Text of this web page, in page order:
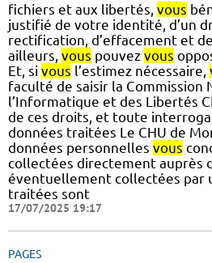
fichiers et aux libertés, vous
justifié de votre identité, d’un
rectification, d’effacement et
ailleurs, vous pouvez vous
Et, si vous l’estimez nécessaire,
faculté de saisir la Commission
l’Informatique et des Libertés
de ces droits, et toute
données traitées Le CHU de
données personnelles vous
collectées directement auprès
éventuellement collectées par
traitées sont
17/07/2025 19:17
PAGES